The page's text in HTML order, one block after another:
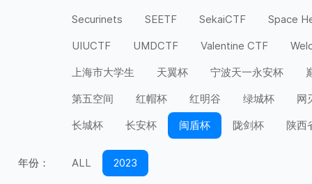
Securinets
SEETF SekaiCTF
Space
UIUCTF
UMDCTF Valentine CTF
上海市大学生
天翼杯 宁波天一永安杯
第五空间
红帽杯 红明谷 绿城杯
网
长城杯
长安杯 闽盾杯 陇剑杯 陕西
年份： ALL 2023